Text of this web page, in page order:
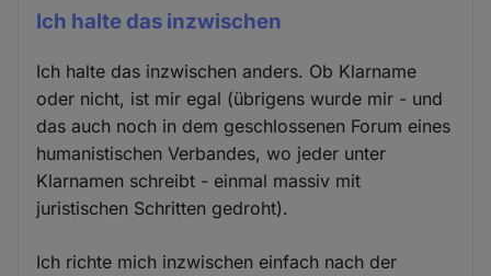
Ich halte das inzwischen
Ich halte das inzwischen anders. Ob Klarname
oder nicht, ist mir egal (übrigens wurde mir - und
das auch noch in dem geschlossenen Forum eines
humanistischen Verbandes, wo jeder unter
Klarnamen schreibt - einmal massiv mit
juristischen Schritten gedroht).
Ich richte mich inzwischen einfach nach der